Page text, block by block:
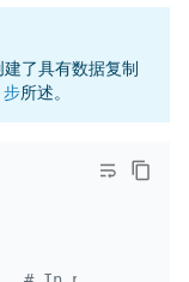
了具有数据复制
所述。